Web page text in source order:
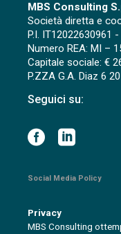
MBS Consulting
Società diretta e
P.I. IT12022630961
Numero REA: MI –
Capitale sociale: €
P.ZZA G.A. Diaz 6
Seguici su:
Social Media Policy
Privacy
MBS Consulting